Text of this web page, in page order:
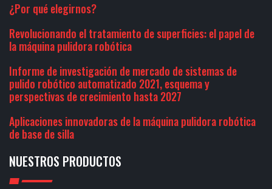
¿Por qué elegirnos?
Revolucionando el tratamiento de superficies: el papel de
la máquina pulidora robótica
Informe de investigación de mercado de sistemas de
pulido robótico automatizado 2021, esquema y
perspectivas de crecimiento hasta 2027
Aplicaciones innovadoras de la máquina pulidora robótica
de base de silla
NUESTROS PRODUCTOS